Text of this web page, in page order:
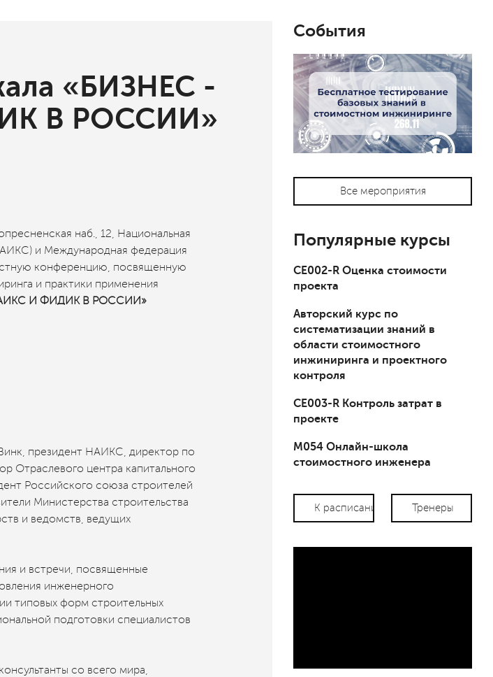
«БИЗНЕС -
В РОССИИ»
наб., 12, Национальная
и Международная федерация
конференцию, посвященную
и практики применения
И ФИДИК В РОССИИ»
президент НАИКС, директор по
Отраслевого центра капитального
Российского союза строителей
Министерства строительства
и ведомств, ведущих
и встречи, посвященные
инженерного
типовых форм строительных
подготовки специалистов
со всего мира,
События
Все мероприятия
Популярные курсы
СЕ002-R Оценка стоимости
проекта
Авторский курс по
систематизации знаний в
области стоимостного
инжиниринга и проектного
контроля
СЕ003-R Контроль затрат в
проекте
М054 Онлайн-школа
стоимостного инженера
К расписанию Тренеры